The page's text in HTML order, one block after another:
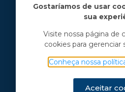
e marketing político.
Menu principal
Gostaríamos de usar
sua
Visite nossa página de
cookies para gerenciar
Conheça nossa
Aceitar